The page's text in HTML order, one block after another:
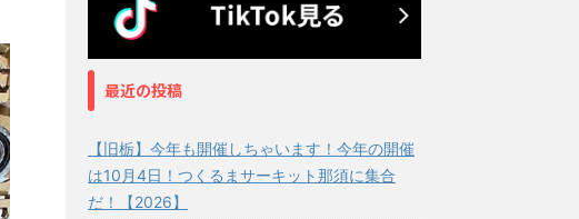
最近の投稿
【旧栃】今年も開催しちゃいます！今年の開催
は10月4日！つくるまサーキット那須に集合
だ！【2026】